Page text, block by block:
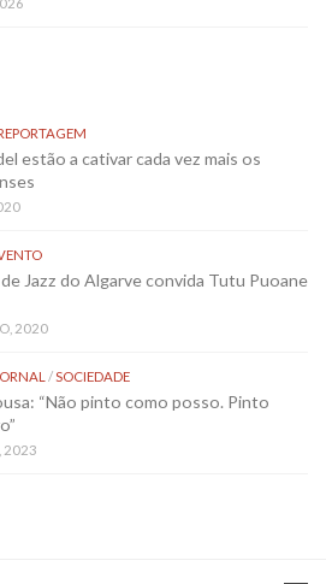
estão a cativar cada vez mais os
Jazz do Algarve convida Tutu Puoane
2020
/SOCIEDADE
“Não pinto como posso. Pinto
2023